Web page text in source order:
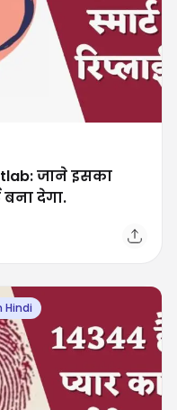
जाने इसका
देगा.
Hindi